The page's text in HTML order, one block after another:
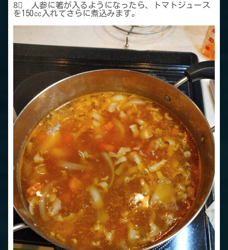
8⃣ 人参に箸が入るようになったら、トマトジュース
を150㏄入れてさらに煮込みます。